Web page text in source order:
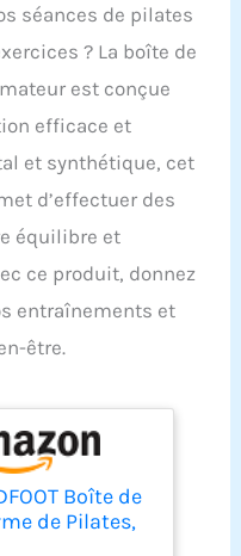
séances de pilates
? La boîte de
est conçue
efficace et
et synthétique, cet
d’effectuer des
équilibre et
ce produit, donnez
entraînements et
être.
Boîte de
de Pilates,